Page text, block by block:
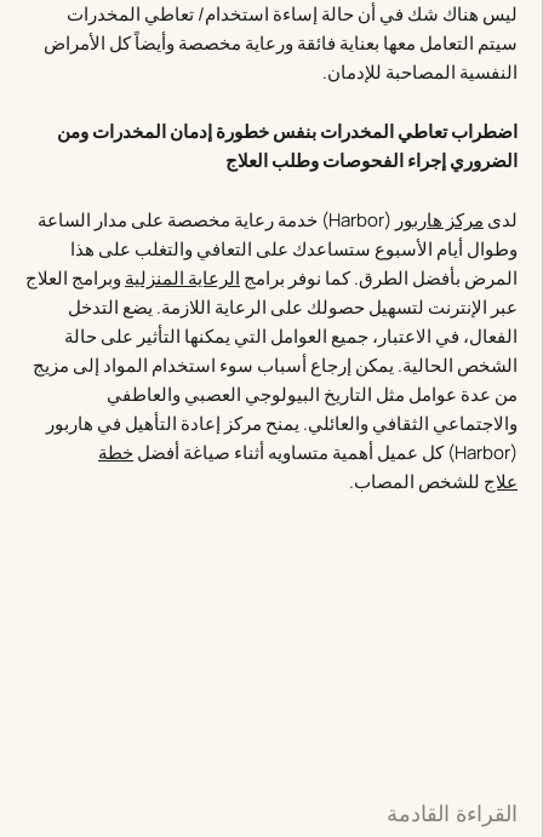
ليس هناك شك في أن حالة إساءة استخدام/ تعاطي المخدرات
سيتم التعامل معها بعناية فائقة ورعاية مخصصة وأيضاً كل الأمراض
النفسية المصاحبة للإدمان.
اضطراب تعاطي المخدرات بنفس خطورة إدمان المخدرات ومن
الضروري إجراء الفحوصات وطلب العلاج
لدى مركز هاربور
(Harbor) خدمة رعاية مخصصة على مدار الساعة
وطوال أيام الأسبوع ستساعدك على التعافي والتغلب على هذا
المرض بأفضل الطرق. كما نوفر برامج الرعاية المنزلية وبرامج العلاج
عبر الإنترنت لتسهيل حصولك على الرعاية اللازمة. يضع التدخل
الفعال، في الاعتبار، جميع العوامل التي يمكنها التأثير على حالة
الشخص الحالية. يمكن إرجاع أسباب سوء استخدام المواد إلى مزيج
من عدة عوامل مثل التاريخ البيولوجي العصبي والعاطفي
والاجتماعي الثقافي والعائلي. يمنح مركز إعادة التأهيل في هاربور
(Harbor) كل عميل أهمية متساويه أثناء صياغة أفضل
خطة
علاج للشخص المصاب.
القراءة القادمة